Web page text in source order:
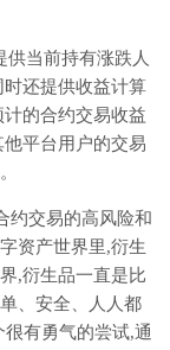
供当前持有涨跌人
还提供收益计算
的合约交易收益
平台用户的交易
约交易的高风险和
资产世界里,衍生
,衍生品一直是比
、安全、人人都
有勇气的尝试,通